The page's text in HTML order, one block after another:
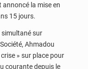
annoncé la mise en
15 jours.
simultané sur
Ahmadou
» sur place pour
courante depuis le